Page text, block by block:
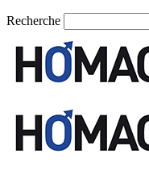
Recherche